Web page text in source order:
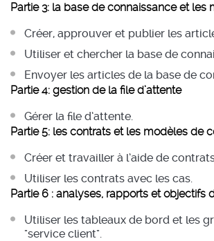
Partie 3: la base de connaissance et les
Créer, approuver et publier les
Utiliser et chercher la base de
Envoyer les articles de la base de
Partie 4: gestion de la file d’attente
Gérer la file d’attente.
Partie 5: les contrats et les modèles de
Créer et travailler à l’aide de
Utiliser les contrats avec les cas.
Partie 6 : analyses, rapports et objectifs
Utiliser les tableaux de bord et les
"service client".